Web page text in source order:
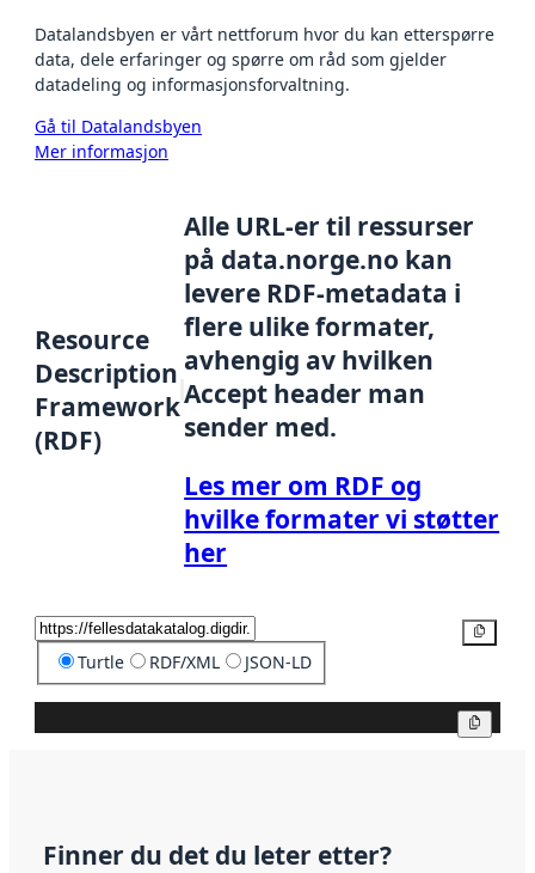
Datalandsbyen er vårt nettforum hvor du kan etterspørre
data, dele erfaringer og spørre om råd som gjelder
datadeling og informasjonsforvaltning.
Gå til Datalandsbyen
Mer informasjon
Resource
Description
Framework
(RDF)
Alle URL-er til ressurser
på data.norge.no kan
levere RDF-metadata i
flere ulike formater,
avhengig av hvilken
Accept header man
sender med.
Les mer om RDF og
hvilke formater vi støtter
her
Turtle RDF/XML JSON-LD
Finner du det du leter etter?